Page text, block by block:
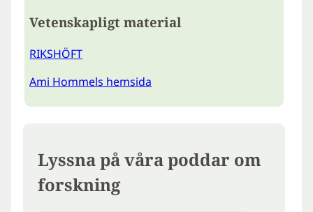
Vetenskapligt material
RIKSHÖFT
Ami Hommels hemsida
Lyssna på våra poddar om
forskning